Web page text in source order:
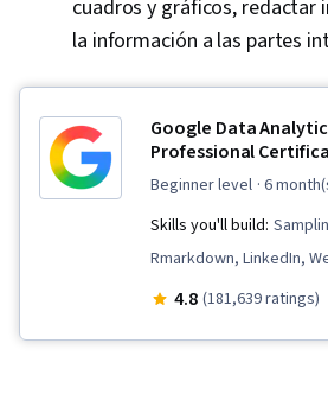
cuadros y gráficos, redactar
la información a las partes
Google Data
Professional
beginner level · 6
Skills you'll build:
Rmarkdown, LinkedIn,
Visualization, Interactive
4.8 (181,639 ratings)